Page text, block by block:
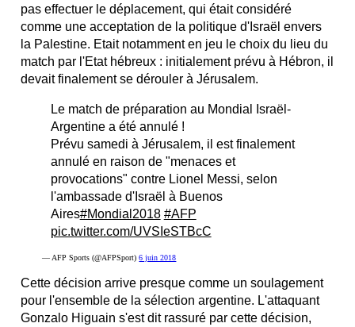
pas effectuer le déplacement, qui était considéré
comme une acceptation de la politique d'Israël envers
la Palestine. Etait notamment en jeu le choix du lieu du
match par l'Etat hébreux : initialement prévu à Hébron, il
devait finalement se dérouler à Jérusalem.
Le match de préparation au Mondial Israël-
Argentine a été annulé !
Prévu samedi à Jérusalem, il est finalement
annulé en raison de "menaces et
provocations" contre Lionel Messi, selon
l'ambassade d'Israël à Buenos
Aires#Mondial2018 #AFP
pic.twitter.com/UVSIeSTBcC
— AFP Sports (@AFPSport)6 juin 2018
Cette décision arrive presque comme un soulagement
pour l'ensemble de la sélection argentine. L'attaquant
Gonzalo Higuain s'est dit rassuré par cette décision,